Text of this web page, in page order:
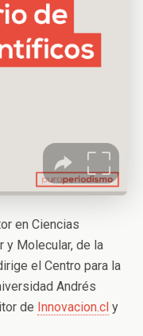
en Ciencias
y Molecular, de la
el Centro para la
Andrés
de Innovacion.cl y